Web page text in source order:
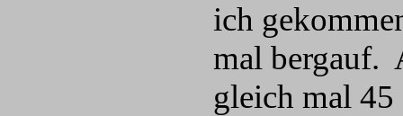
ich
mal bergauf.
gleich mal